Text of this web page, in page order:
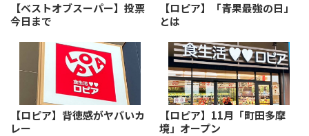
【ベストオブスーパー】投票
今日まで
【ロピア】「青果最強の日」
とは
【ロピア】背徳感がヤバいカ
レー
【ロピア】11月「町田多摩
境」オープン